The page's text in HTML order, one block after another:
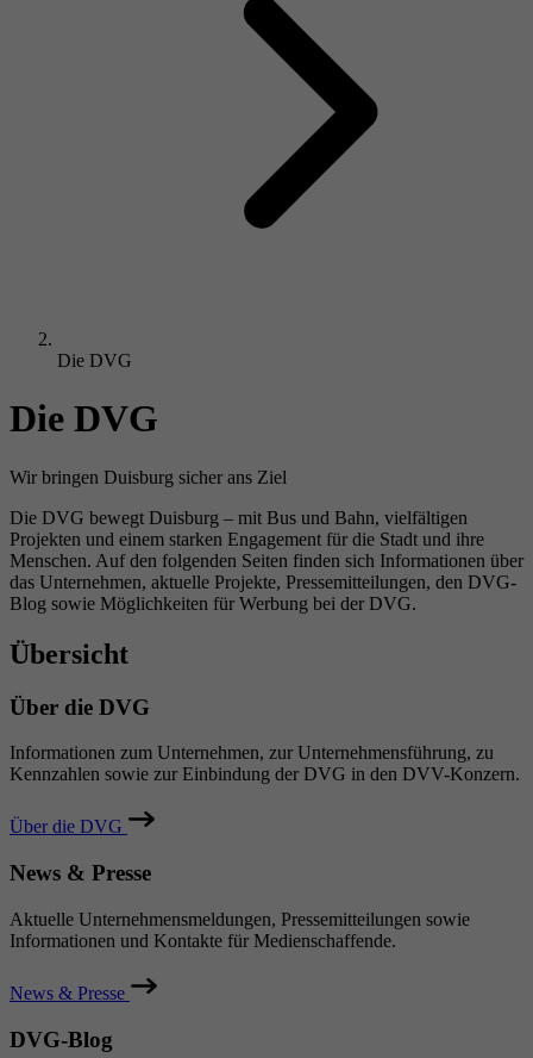
Die DVG
Die DVG
Wir bringen Duisburg sicher ans Ziel
Die DVG bewegt Duisburg – mit Bus und Bahn, vielfältigen
Projekten und einem starken Engagement für die Stadt und ihre
Menschen. Auf den folgenden Seiten finden sich Informationen über
das Unternehmen, aktuelle Projekte, Pressemitteilungen, den DVG-
Blog sowie Möglichkeiten für Werbung bei der DVG.
Übersicht
Über die DVG
Informationen zum Unternehmen, zur Unternehmensführung, zu
Kennzahlen sowie zur Einbindung der DVG in den DVV-Konzern.
Über die DVG
News & Presse
Aktuelle Unternehmensmeldungen, Pressemitteilungen sowie
Informationen und Kontakte für Medienschaffende.
News & Presse
DVG-Blog